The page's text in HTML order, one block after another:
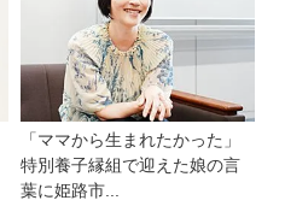
「ママから生まれたかった」
特別養子縁組で迎えた娘の言
葉に姫路市...